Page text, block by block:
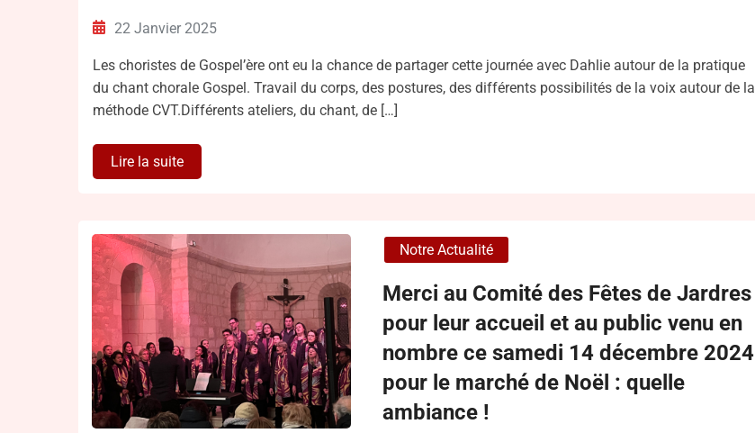
22 Janvier 2025
Les choristes de Gospel’ère ont eu la chance de partager cette journée avec Dahlie autour de la pratique
du chant chorale Gospel. Travail du corps, des postures, des différents possibilités de la voix autour de la
méthode CVT.Différents ateliers, du chant, de […]
Lire la suite
Notre Actualité
Merci au Comité des Fêtes de Jardres
pour leur accueil et au public venu en
nombre ce samedi 14 décembre 2024
pour le marché de Noël : quelle
ambiance !